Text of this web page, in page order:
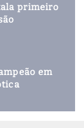
primeiro
em